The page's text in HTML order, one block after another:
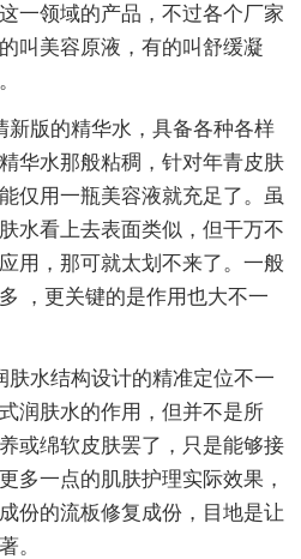
一领域的产品，不过各个厂家
叫美容原液，有的叫舒缓凝
新版的精华水，具备各种各样
华水那般粘稠，针对年青皮肤
仅用一瓶美容液就充足了。虽
水看上去表面类似，但干万不
用，那可就太划不来了。一般
，更关键的是作用也大不一
肤水结构设计的精准定位不一
润肤水的作用，但并不是所
或绵软皮肤罢了，只是能够接
多一点的肌肤护理实际效果，
份的流板修复成份，目地是让
。